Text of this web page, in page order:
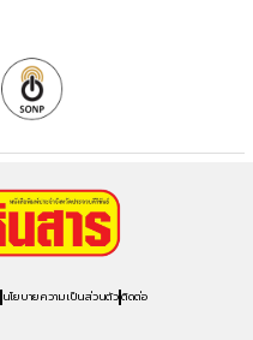
นโยบายความเป็นส่วนตัวติดต่อ